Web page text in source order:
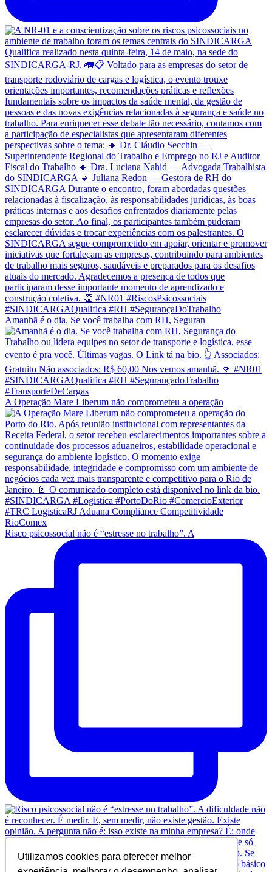
Utilizamos cookies para oferecer melhor
Amanhã é o dia. Se você trabalha com RH, Seguran
A Operação Mare Liberum não comprometeu a operação
Risco psicossocial não é “estresse no trabalho”. A